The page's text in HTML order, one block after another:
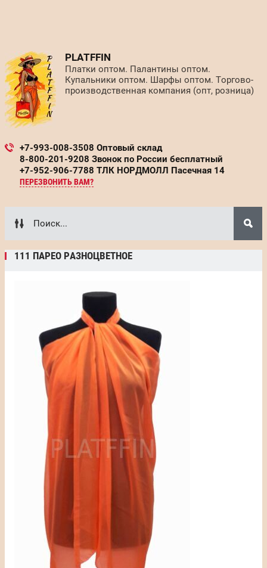
PLATFFIN
Платки оптом. Палантины оптом.
Купальники оптом. Шарфы оптом. Торгово-
производственная компания (опт, розница)
+7-993-008-3508 Оптовый склад
8-800-201-9208 Звонок по России бесплатный
+7-952-906-7788 ТЛК НОРДМОЛЛ Пасечная 14
ПЕРЕЗВОНИТЬ ВАМ?
111 ПАРЕО РАЗНОЦВЕТНОЕ